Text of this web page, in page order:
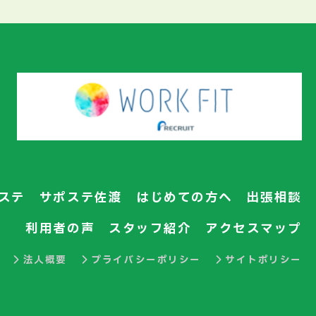
テ サポステ佐渡 はじめての方へ
出張相談
利用者の声
スタッフ紹介 アクセスマップ
法人概要 プライバシーポリシー サイトポリシー